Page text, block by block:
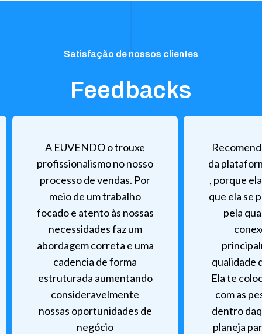
Satisfação de nossos clientes
Feedbacks
A EUVENDO o trouxe
profissionalismo no nosso
processo de vendas. Por
meio de um trabalho
focado e atento às nossas
necessidades faz um
abordagem correta e uma
cadencia de forma
estruturada aumentando
consideravelmente
nossas oportunidades de
negócio
da
, porque
que ela se
pela
qualidade
Ela te
com as
dentro
planeja